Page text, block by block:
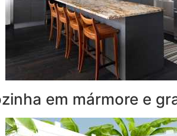
em mármore e